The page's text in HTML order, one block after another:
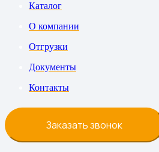
Каталог
О компании
Отгрузки
Документы
Контакты
Заказать звонок